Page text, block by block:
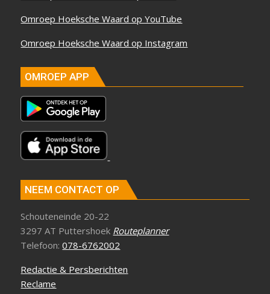
Omroep Hoeksche Waard op YouTube
Omroep Hoeksche Waard op Instagram
OMROEP APP
NEEM CONTACT OP
Schouteneinde 20-22
3297 AT Puttershoek Routeplanner
Telefoon:078-6762002
Redactie & Persberichten
Reclame